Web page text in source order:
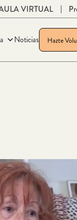
VIRTUAL
Noticias Hazte